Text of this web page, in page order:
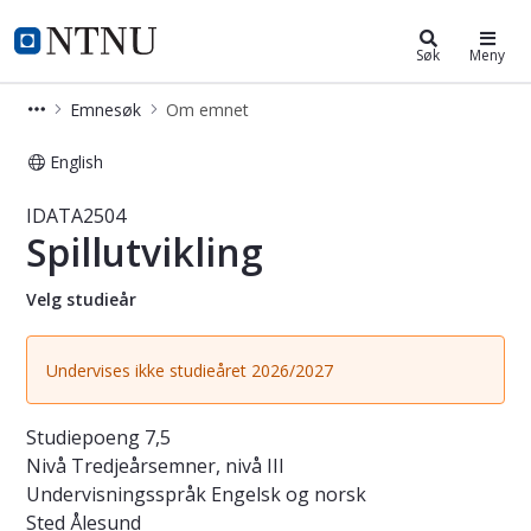
NTNU Hjemmeside
Studier Søk Meny
Emnesøk Om emnet
English
Emne - Spillutvikling - IDATA2504
IDATA2504
Spillutvikling
Velg studieår
Undervises ikke studieåret 2026/2027
Studiepoeng 7,5
Nivå Tredjeårsemner, nivå III
Undervisningsspråk Engelsk og norsk
Sted Ålesund